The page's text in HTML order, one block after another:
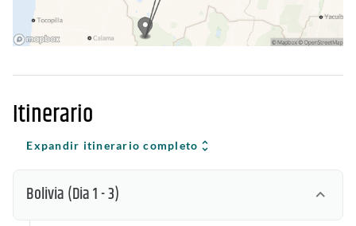
Itinerario
Expandir itinerario completo
Bolivia(Dia 1 - 3)